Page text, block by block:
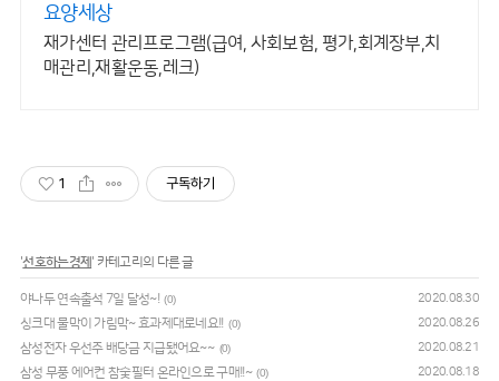
요양세상
재가센터 관리프로그램(급여, 사회보험, 평가,회계장부,치
매관리,재활운동,레크)
1 구독하기
'선호하는경제 ' 카테고리의 다른 글
야나두 연속출석 7일 달성~! (0) 2020.08.30
싱크대 물막이 가림막~ 효과제대로네요!! (0) 2020.08.26
삼성전자 우선주 배당금 지급됐어요~~ (0) 2020.08.21
삼성 무풍 에어컨 참숯필터 온라인으로 구매!!~ (0) 2020.08.18